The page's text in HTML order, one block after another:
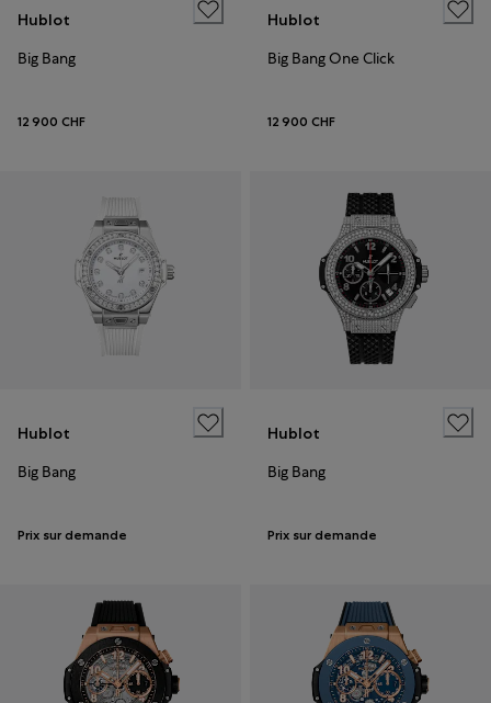
Hublot
Big Bang
12 900 CHF
Hublot
Big Bang One Click
12 900 CHF
Hublot
Big Bang
Prix sur demande
Hublot
Big Bang
Prix sur demande